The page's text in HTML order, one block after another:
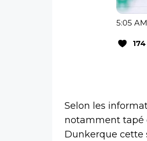
5:05
174
Selon les
notamment tapé
Dunkerque cette